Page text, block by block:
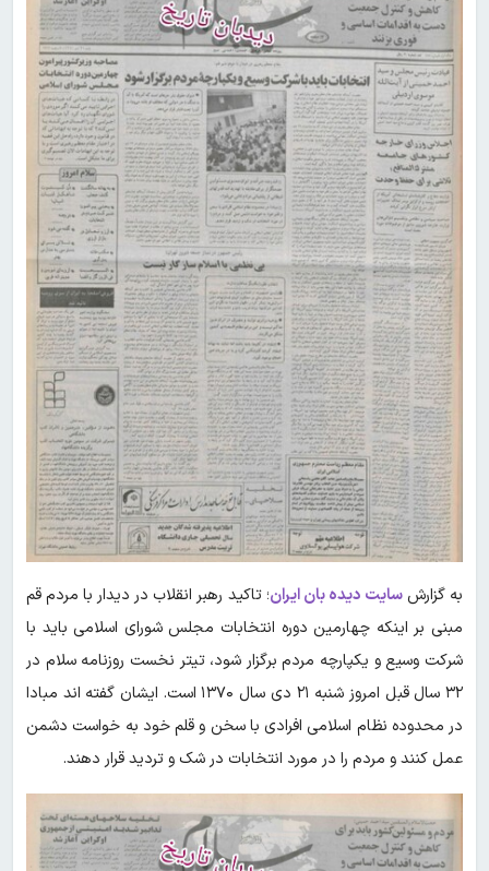
به گزارشسایت دیده بان ایران؛ تاکید رهبر انقلاب در دیدار با مردم قم
مبنی بر اینکه چهارمین دوره انتخابات مجلس شورای اسلامی باید با
شرکت وسیع و یکپارچه مردم برگزار شود، تیتر نخست روزنامه سلام در
۳۲ سال قبل امروز شنبه ۲۱ دی سال ۱۳۷۰ است. ایشان گفته اند مبادا
در محدوده نظام‌ اسلامی افرادی با سخن و قلم خود به خواست دشمن
عمل کنند و مردم‌ را در مورد انتخابات در شک و تردید قرار دهند.